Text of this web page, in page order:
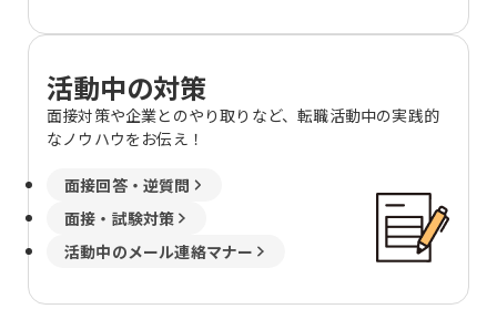
活動中の対策
面接対策や企業とのやり取りなど、転職活動中の実践的
なノウハウをお伝え！
面接回答・逆質問
面接・試験対策
活動中のメール連絡マナー